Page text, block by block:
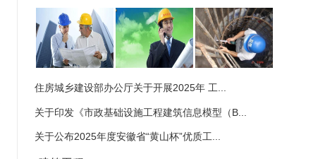
住房城乡建设部办公厅关于开展2025年 工...
关于印发《市政基础设施工程建筑信息模型（B...
关于公布2025年度安徽省“黄山杯”优质工...